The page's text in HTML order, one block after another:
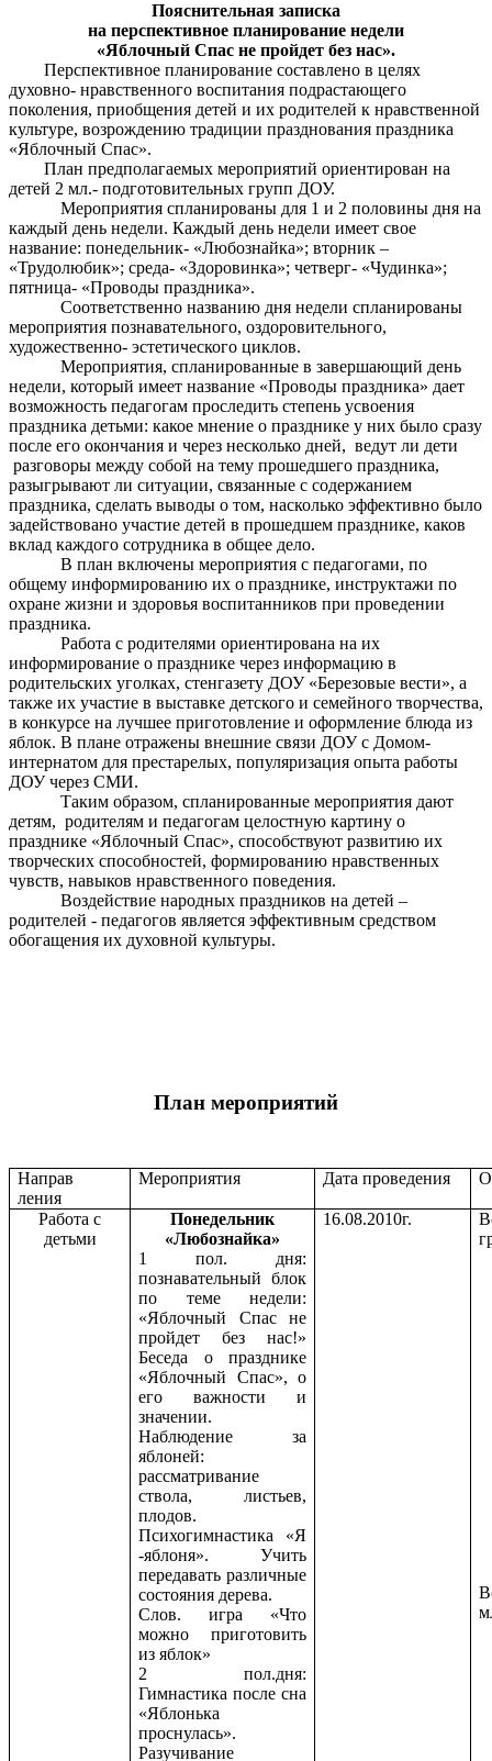
Пояснительная записка
на перспективное планирование недели
«Яблочный Спас не пройдет без нас».
Перспективное планирование составлено в целях
духовно- нравственного воспитания подрастающего
поколения, приобщения детей и их родителей к нравственной
культуре, возрождению традиции празднования праздника
«Яблочный Спас».
План предполагаемых мероприятий ориентирован на
детей 2 мл.- подготовительных групп ДОУ.
Мероприятия спланированы для 1 и 2 половины дня на
каждый день недели. Каждый день недели имеет свое
название: понедельник- «Любознайка»; вторник –
«Трудолюбик»; среда- «Здоровинка»; четверг- «Чудинка»;
пятница- «Проводы праздника».
Соответственно названию дня недели спланированы
мероприятия познавательного, оздоровительного,
художественно- эстетического циклов.
Мероприятия, спланированные в завершающий день
недели, который имеет название «Проводы праздника» дает
возможность педагогам проследить степень усвоения
праздника детьми: какое мнение о празднике у них было сразу
после его окончания и через несколько дней, ведут ли дети
разговоры между собой на тему прошедшего праздника,
разыгрывают ли ситуации, связанные с содержанием
праздника, сделать выводы о том, насколько эффективно было
задействовано участие детей в прошедшем празднике, каков
вклад каждого сотрудника в общее дело.
В план включены мероприятия с педагогами, по
общему информированию их о празднике, инструктажи по
охране жизни и здоровья воспитанников при проведении
праздника.
Работа с родителями ориентирована на их
информирование о празднике через информацию в
родительских уголках, стенгазету ДОУ «Березовые вести», а
также их участие в выставке детского и семейного творчества,
в конкурсе на лучшее приготовление и оформление блюда из
яблок. В плане отражены внешние связи ДОУ с Домом-
интернатом для престарелых, популяризация опыта работы
ДОУ через СМИ.
Таким образом, спланированные мероприятия дают
детям, родителям и педагогам целостную картину о
празднике «Яблочный Спас», способствуют развитию их
творческих способностей, формированию нравственных
чувств, навыков нравственного поведения.
Воздействие народных праздников на детей –
родителей - педагогов является эффективным средством
обогащения их духовной культуры.
План мероприятий
Направ
ления
Мероприятия Дата проведения
Работа с
детьми
Понедельник
«Любознайка»
1 пол. дня:
познавательный блок
по теме недели:
«Яблочный Спас не
пройдет без нас!»
Беседа о празднике
«Яблочный Спас», о
его важности и
значении.
Наблюдение за
яблоней:
рассматривание
ствола, листьев,
плодов.
Психогимнастика «Я
-яблоня». Учить
передавать различные
состояния дерева.
Слов. игра «Что
можно приготовить
из яблок»
2 пол.дня:
Гимнастика после сна
«Яблонька
проснулась».
Разучивание
16.08.2010г.